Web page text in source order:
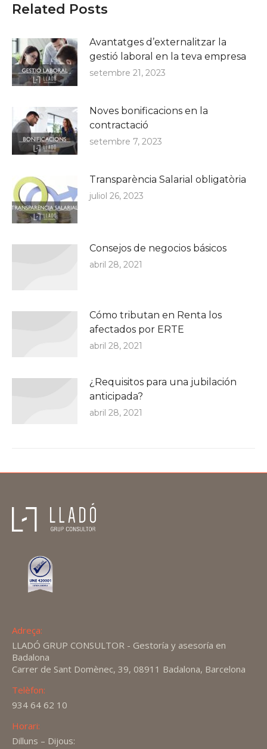
Related Posts
Avantatges d’externalitzar la
gestió laboral en la teva empresa
setembre 21, 2023
Noves bonificacions en la
contractació
setembre 7, 2023
Transparència Salarial obligatòria
juliol 26, 2023
Consejos de negocios básicos
abril 28, 2021
Cómo tributan en Renta los
afectados por ERTE
abril 28, 2021
¿Requisitos para una jubilación
anticipada?
abril 28, 2021
Adreça:
LLADÓ GRUP CONSULTOR - Gestoría y asesoría en
Badalona
Carrer de Sant Domènec, 39, 08911 Badalona, Barcelona
Telèfon:
934 64 62 10
Horari:
Dilluns – Dijous: